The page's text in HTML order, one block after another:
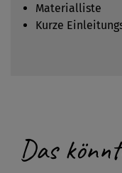
Materialliste
Kurze
Das